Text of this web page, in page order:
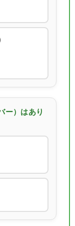
ー）はあり